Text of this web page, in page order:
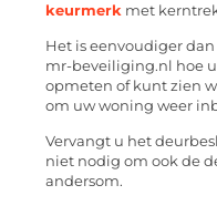
keurmerk met
Het is eenvoudiger
mr-beveiliging.nl hoe
opmeten of kunt zien
om uw woning weer
Vervangt u het
niet nodig om ook de
andersom.